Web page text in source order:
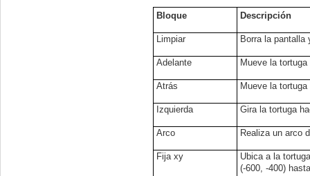
Bloque Descripción
Limpiar Borra la
Adelante Mueve la
Atrás Mueve la
Izquierda Gira la tortuga
Arco Realiza un arco
Fija xy
Ubica a la
(-600, -400)